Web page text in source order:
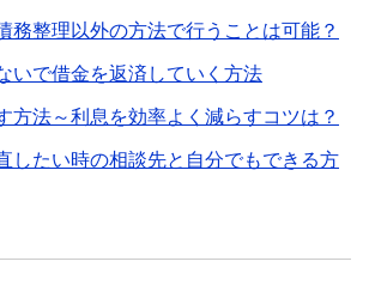
務整理以外の方法で行うことは可能？
いで借金を返済していく方法
方法～利息を効率よく減らすコツは？
したい時の相談先と自分でもできる方